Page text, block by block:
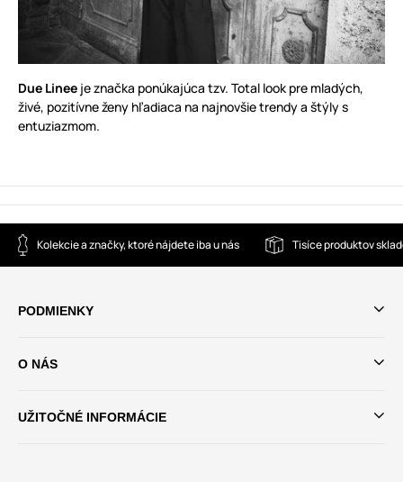
Due Linee je značka ponúkajúca tzv. Total look pre mladých,
živé, pozitívne ženy hľadiaca na najnovšie trendy a štýly s
entuziazmom.
Kolekcie a značky, ktoré nájdete iba u nás Tisíce produktov
PODMIENKY
O NÁS
UŽITOČNÉ INFORMÁCIE